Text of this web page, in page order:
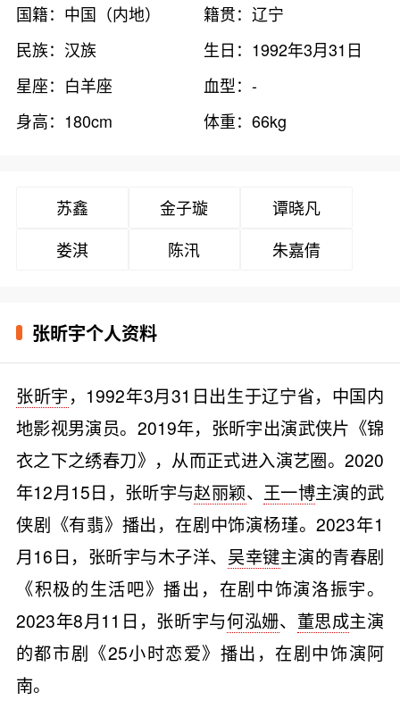
国籍：中国（内地）
籍贯：辽宁
民族：汉族
生日：1992年3月31日
星座：白羊座
血型：-
身高：180cm
体重：66kg
苏鑫 金子璇
谭晓凡
娄淇
陈汛 朱嘉倩
张昕宇个人资料
张昕宇，1992年3月31日出生于辽宁省，中国内
地影视男演员。2019年，张昕宇出演武侠片《锦
衣之下之绣春刀》，从而正式进入演艺圈。2020
年12月15日，张昕宇与赵丽颖、 王一博主演的武
侠剧《有翡》播出，在剧中饰演杨瑾。2023年1
月16日，张昕宇与木子洋、 吴幸键主演的青春剧
《积极的生活吧》播出，在剧中饰演洛振宇。
2023年8月11日，张昕宇与何泓姗、 董思成主演
的都市剧《25小时恋爱》播出，在剧中饰演阿
南。